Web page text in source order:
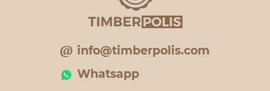
info@timberpolis.com
Whatsapp